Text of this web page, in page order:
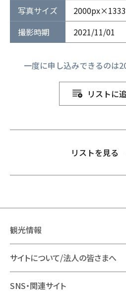
写真サイズ
撮影時期
2021/11/01
一度に申し込みできるのは
リストに
リストを見る
観光情報
サイトについて/法人の皆さまへ
SNS・関連サイト